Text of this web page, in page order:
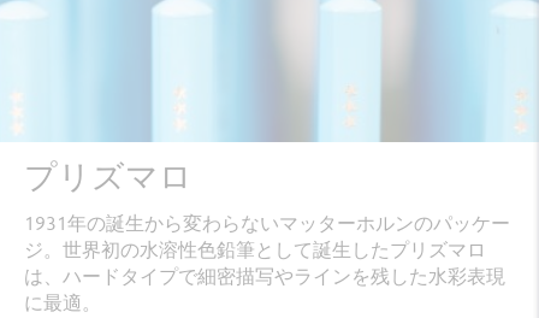
プリズマロ
1931年の誕生から変わらないマッターホルンのパッケー
ジ。世界初の水溶性色鉛筆として誕生したプリズマロ
は、ハードタイプで細密描写やラインを残した水彩表現
に最適。